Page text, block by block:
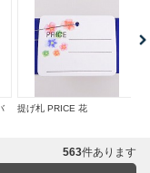
提げ札 PRICE 花
563件あります